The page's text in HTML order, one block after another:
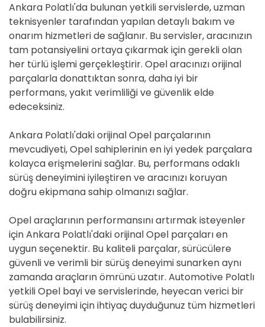
Ankara Polatlı'da bulunan yetkili servislerde, uzman
teknisyenler tarafından yapılan detaylı bakım ve
onarım hizmetleri de sağlanır. Bu servisler, aracınızın
tam potansiyelini ortaya çıkarmak için gerekli olan
her türlü işlemi gerçekleştirir. Opel aracınızı orijinal
parçalarla donattıktan sonra, daha iyi bir
performans, yakıt verimliliği ve güvenlik elde
edeceksiniz.
Ankara Polatlı'daki orijinal Opel parçalarının
mevcudiyeti, Opel sahiplerinin en iyi yedek parçalara
kolayca erişmelerini sağlar. Bu, performans odaklı
sürüş deneyimini iyileştiren ve aracınızı koruyan
doğru ekipmana sahip olmanızı sağlar.
Opel araçlarının performansını artırmak isteyenler
için Ankara Polatlı'daki orijinal Opel parçaları en
uygun seçenektir. Bu kaliteli parçalar, sürücülere
güvenli ve verimli bir sürüş deneyimi sunarken aynı
zamanda araçların ömrünü uzatır. Automotive Polatlı
yetkili Opel bayi ve servislerinde, heyecan verici bir
sürüş deneyimi için ihtiyaç duyduğunuz tüm hizmetleri
bulabilirsiniz.